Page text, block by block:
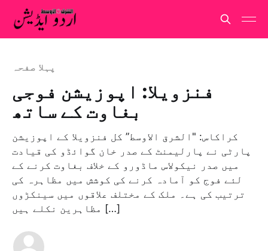
پہلا صفحہ
فنزویلا: اپوزیشن فوجی
بغاوت کے ساتھ
کراکاس: "الشرق الاوسط” کل فنزویلا کے اپوزیشن
پارٹی نے پارلیمنٹ کے صدر خان گوائڈو کی قیادت
میں صدر نیکولاس ماڈورو کے خلاف بغاوت کرنے کے
لئے فوج کو آمادہ کرنے کی کوشش میں مظاہرہ کی
ترتیب کی ہے۔ ملک کے مختلف علاقوں میں سینکڑوں
مظاہرین نکلے ہیں […]